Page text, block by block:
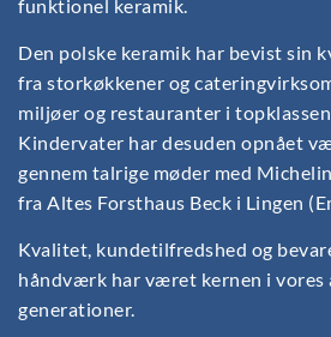
funktionel keramik.
Den polske keramik har bevist sin
fra storkøkkener og
miljøer og restauranter i
Kindervater har desuden opnået
gennem talrige møder med
fra Altes Forsthaus Beck i Lingen
Kvalitet, kundetilfredshed og
håndværk har været kernen i vores
generationer.